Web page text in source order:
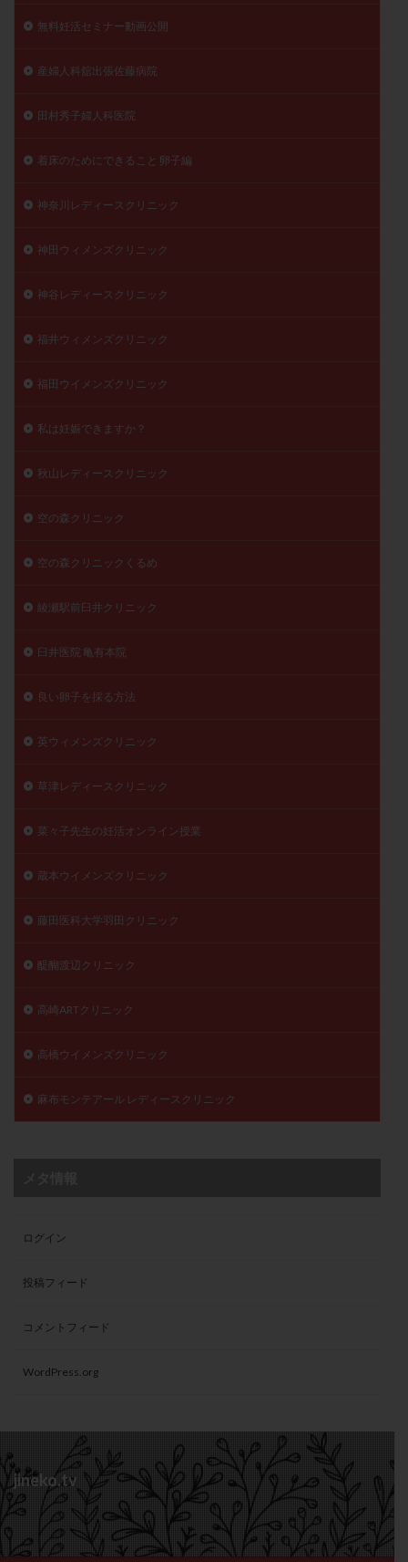
無料妊活セミナー動画公開
産婦人科舘出張佐藤病院
田村秀子婦人科医院
着床のためにできること 卵子編
神奈川レディースクリニック
神田ウィメンズクリニック
神谷レディースクリニック
福井ウィメンズクリニック
福田ウイメンズクリニック
私は妊娠できますか？
秋山レディースクリニック
空の森クリニック
空の森クリニックくるめ
綾瀬駅前臼井クリニック
臼井医院 亀有本院
良い卵子を採る方法
英ウィメンズクリニック
草津レディースクリニック
菜々子先生の妊活オンライン授業
蔵本ウイメンズクリニック
藤田医科大学羽田クリニック
醍醐渡辺クリニック
高崎ARTクリニック
高橋ウイメンズクリニック
麻布モンテアール レディースクリニック
ログイン
投稿フィード
コメントフィード
WordPress.org
jineko.tv